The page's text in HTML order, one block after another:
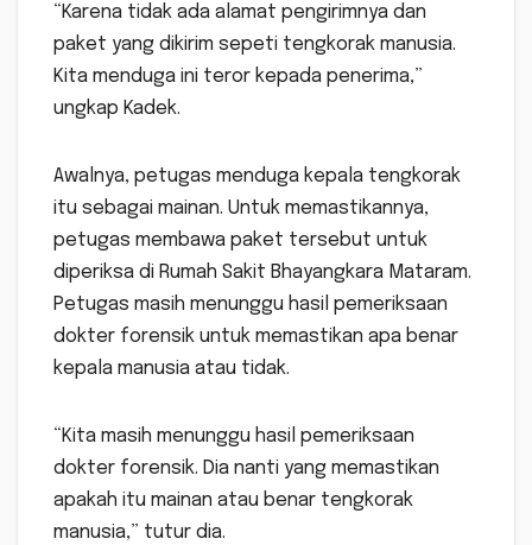
“Karena tidak ada alamat pengirimnya dan
paket yang dikirim sepeti tengkorak manusia.
Kita menduga ini teror kepada penerima,”
ungkap Kadek.
Awalnya, petugas menduga kepala tengkorak
itu sebagai mainan. Untuk memastikannya,
petugas membawa paket tersebut untuk
diperiksa di Rumah Sakit Bhayangkara Mataram.
Petugas masih menunggu hasil pemeriksaan
dokter forensik untuk memastikan apa benar
kepala manusia atau tidak.
“Kita masih menunggu hasil pemeriksaan
dokter forensik. Dia nanti yang memastikan
apakah itu mainan atau benar tengkorak
manusia,” tutur dia.